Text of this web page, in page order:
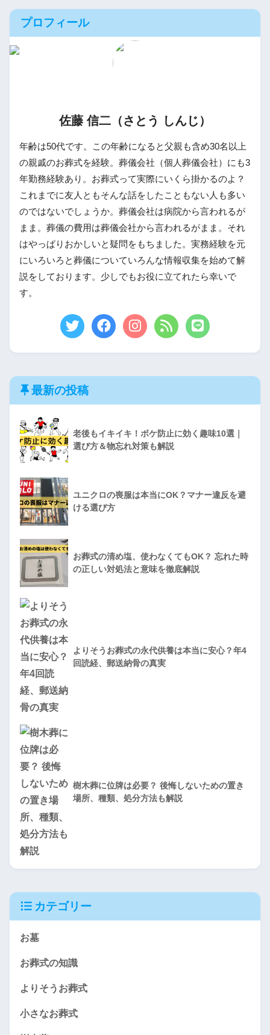
プロフィール
佐藤 信二（さとう しんじ）
年齢は50代です。この年齢になると父親も含め30名以上
の親戚のお葬式を経験。葬儀会社（個人葬儀会社）にも3
年勤務経験あり。お葬式って実際にいくら掛かるのよ？
これまでに友人ともそんな話をしたこともない人も多い
のではないでしょうか。葬儀会社は病院から言われるが
まま。葬儀の費用は葬儀会社から言われるがまま。それ
はやっぱりおかしいと疑問をもちました。実務経験を元
にいろいろと葬儀についていろんな情報収集を始めて解
説をしております。少しでもお役に立てれたら幸いで
す。
最新の投稿
老後もイキイキ！ボケ防止に効く趣味10選｜
選び方＆物忘れ対策も解説
ユニクロの喪服は本当にOK？マナー違反を避
ける選び方
お葬式の清め塩、使わなくてもOK？ 忘れた時
の正しい対処法と意味を徹底解説
よりそうお葬式の永代供養は本当に安心？年4
回読経、郵送納骨の真実
樹木葬に位牌は必要？ 後悔しないための置き
場所、種類、処分方法も解説
カテゴリー
お墓
お葬式の知識
よりそうお葬式
小さなお葬式